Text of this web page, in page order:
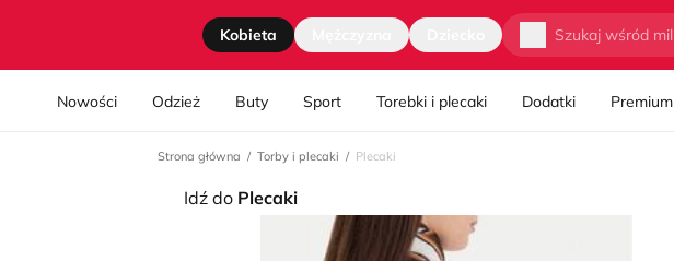
Nawgiacja kategorii
Kobieta Wyszukaj
Nowości Odzież Buty Sport Torebki i plecaki Dodatki Premium
Strona główna Torby i plecaki Plecaki
Idź do Plecaki